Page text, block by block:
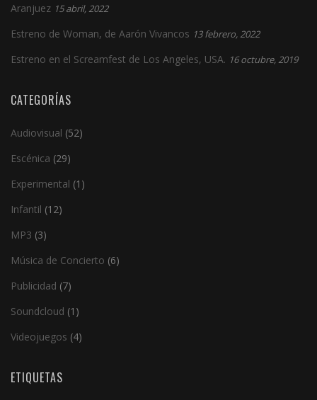
Aranjuez 15 abril, 2022
Estreno de Woman, de Aarón Vivancos 13 febrero, 2022
Estreno en el Screamfest de Los Angeles, USA. 16 octubre, 2019
CATEGORÍAS
Audiovisual (52)
Escénica (29)
Experimental (1)
Infantil (12)
MP3 (3)
Música de Concierto (6)
Publicidad (7)
Soundcloud (1)
Videojuegos (4)
ETIQUETAS